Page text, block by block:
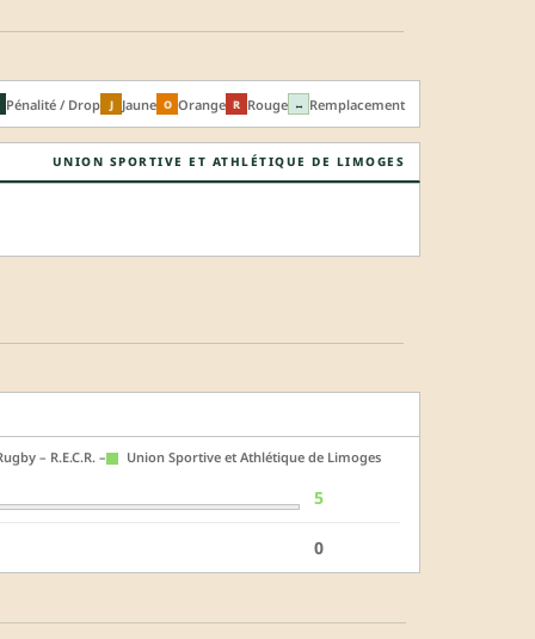
Pénalité / Drop J Jaune O Orange R Rouge ↔ Remplacement
UNION SPORTIVE ET ATHLÉTIQUE DE LIMOGES
– R.E.C.R. – Union Sportive et Athlétique de Limoges
5
0